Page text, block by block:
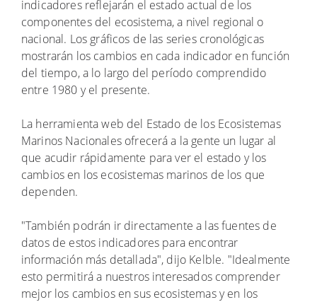
indicadores reflejarán el estado actual de los
componentes del ecosistema, a nivel regional o
nacional. Los gráficos de las series cronológicas
mostrarán los cambios en cada indicador en función
del tiempo, a lo largo del período comprendido
entre 1980 y el presente.
La herramienta web del Estado de los Ecosistemas
Marinos Nacionales ofrecerá a la gente un lugar al
que acudir rápidamente para ver el estado y los
cambios en los ecosistemas marinos de los que
dependen.
"También podrán ir directamente a las fuentes de
datos de estos indicadores para encontrar
información más detallada", dijo Kelble. "Idealmente
esto permitirá a nuestros interesados comprender
mejor los cambios en sus ecosistemas y en los